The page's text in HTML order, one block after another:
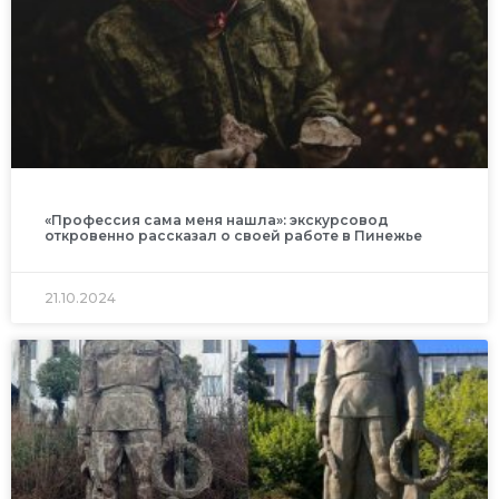
«Профессия сама меня нашла»: экскурсовод
откровенно рассказал о своей работе в Пинежье
21.10.2024